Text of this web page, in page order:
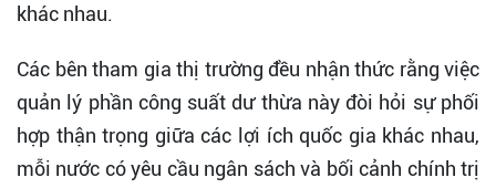
khác nhau.
Các bên tham gia thị trường đều nhận thức rằng việc
quản lý phần công suất dư thừa này đòi hỏi sự phối
hợp thận trọng giữa các lợi ích quốc gia khác nhau,
mỗi nước có yêu cầu ngân sách và bối cảnh chính trị